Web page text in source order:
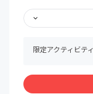
ておきます。
葉物なので早めに
【発売元】 森の
その他、月によっ
「（一社）森と
「NPO法人三色
「FROGS」栃木
肥料野菜
限定アクティビティ